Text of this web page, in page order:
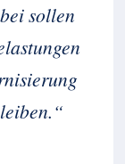
sollen